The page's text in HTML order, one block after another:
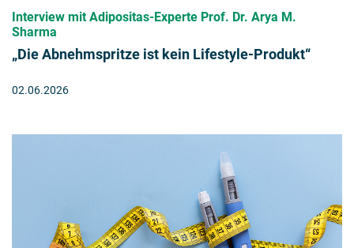
Interview mit Adipositas-Experte Prof. Dr. Arya M.
Sharma
„Die Abnehmspritze ist kein Lifestyle-Produkt“
02.06.2026